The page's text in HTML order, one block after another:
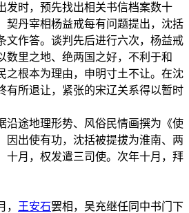
发时，预先找出相关书信档案数十
契丹宰相杨益戒每有问题提出，沈括
文作答。谈判先后进行六次，杨益戒
数里之地、绝两国之好，不利于和
之根本为理由，申明寸土不让。在沈
有所退让，紧张的宋辽关系得以暂时
沿途地理形势、风俗民情画撰为《使
因出使有功，沈括被提拔为淮南、两
十月，权发遣三司使。次年十月，拜
王安石罢相，吴充继任同中书门下